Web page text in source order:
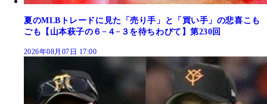
夏のMLBトレードに見た「売り手」と「買い手」の悲喜こも
ごも【山本萩子の６−４−３を待ちわびて】第230回
2026年08月07日 17:00